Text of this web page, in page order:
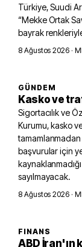
Türkiye, Suudi
“Mekke Ortak
bayrak renkleriyle
8 Ağustos 2026 ·
GÜNDEM
Kasko ve
Sigortacılık ve
Kurumu, kasko
tamamlanmadan
başvurular için
sayılmayacak.
8 Ağustos 2026 ·
FINANS
ABD İran'ın